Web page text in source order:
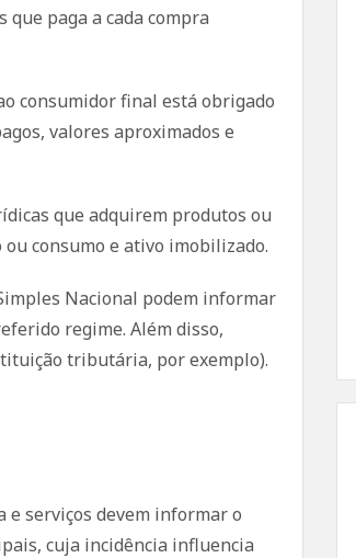
paga a cada compra
consumidor final está obrigado
valores aproximados e
que adquirem produtos ou
consumo e ativo imobilizado.
Nacional podem informar
regime. Além disso,
tributária, por exemplo).
e serviços devem informar o
cuja incidência influencia